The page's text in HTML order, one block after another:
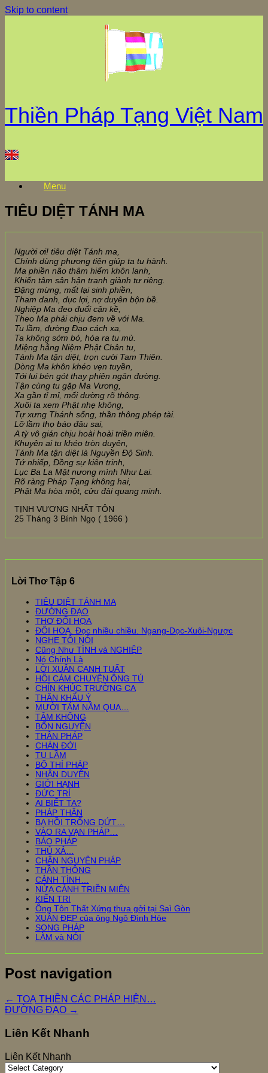
Skip to content
Thiền Pháp Tạng Việt Nam
Menu
TIÊU DIỆT TÁNH MA
Người ơi! tiêu diệt Tánh ma,
Chính dùng phương tiện giúp ta tu hành.
Ma phiền não thâm hiểm khôn lanh,
Khiến tâm sân hận tranh giành tư riêng.
Đặng mừng, mất lại sinh phiền,
Tham danh, dục lợi, nợ duyên bộn bề.
Nghiệp Ma đeo đuổi cận kề,
Theo Ma phải chịu đem về với Ma.
Tu lầm, đường Đạo cách xa,
Ta không sớm bỏ, hóa ra tu mù.
Miệng hằng Niệm Phật Chân tu,
Tánh Ma tận diệt, trọn cười Tam Thiên.
Dòng Ma khôn khéo vẹn tuyền,
Tới lui bén gót thay phiên ngăn đường.
Tận cùng tu gặp Ma Vương,
Xa gần tỉ mỉ, mối dường rõ thông.
Xuôi ta xem Phật nhẹ không,
Tự xưng Thánh sống, thần thông phép tài.
Lỡ lầm thọ báo đâu sai,
A tỳ vô gián chịu hoài hoài triền miên.
Khuyên ai tu khéo tròn duyên,
Tánh Ma tận diệt là Nguyền Độ Sinh.
Tứ nhiếp, Đồng sự kiên trinh,
Lục Ba La Mật nương mình Như Lai.
Rõ ràng Pháp Tạng không hai,
Phật Ma hòa một, cửu đài quang minh.
TỊNH VƯƠNG NHẤT TÔN
25 Tháng 3 Bính Ngọ ( 1966 )
Lời Thơ Tập 6
TIÊU DIỆT TÁNH MA
ĐƯỜNG ĐẠO
THƠ ĐỐI HỌA
ĐỐI HOẠ. Đọc nhiều chiều. Ngang-Dọc-Xuôi-Ngược
NGHE TÔI NÓI
Cũng Như TÌNH và NGHIỆP
Nó Chính Là
LỜI XUÂN CANH TUẤT
HỒI CẢM CHUYỆN ÔNG TÚ
CHÍN KHÚC TRƯỜNG CA
THÂN KHẨU Ý
MƯỜI TÁM NĂM QUA…
TÂM KHÔNG
BỔN NGUYỆN
THÂN PHÁP
CHÁN ĐỜI
TU LẦM
BỐ THÍ PHÁP
NHÂN DUYÊN
GIỚI HẠNH
ĐỨC TRÍ
AI BIẾT TA?
PHÁP THÂN
BA HỒI TRỐNG DỨT…
VÀO RA VẠN PHÁP…
BẢO PHÁP
THỦ XẢ…
CHÂN NGUYÊN PHÁP
THẦN THÔNG
CẢNH TÌNH…
NỬA CẢNH TRIỀN MIÊN
KIẾN TRI
Ông Tôn Thất Xứng thưa gởi tại Saì Gòn
XUÂN ĐẸP của ông Ngô Đình Hòe
SONG PHÁP
LÀM và NÓI
Post navigation
← TOẠ THIỀN CÁC PHÁP HIỆN…
ĐƯỜNG ĐẠO →
Liên Kết Nhanh
Liên Kết Nhanh